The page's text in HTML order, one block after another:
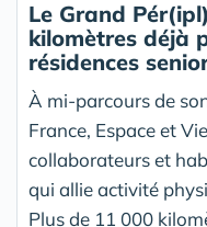
Le Grand
kilomètres déjà
résidences
À mi-parcours de
France, Espace et
collaborateurs et
qui allie activité
Plus de 11 000